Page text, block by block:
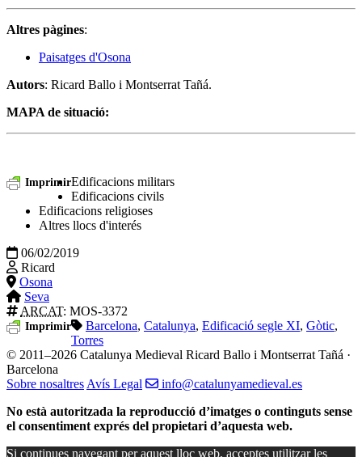
Altres pàgines:
Paisatges d'Osona
Autors: Ricard Ballo i Montserrat Tañá.
MAPA de situació:
ImprimirEdificacions militars
Edificacions civils
Edificacions religioses
Altres llocs d'interés
06/02/2019
Ricard
Osona
Seva
ARCAT: MOS-3372
Imprimir Barcelona, Catalunya, Edificació segle XI, Gòtic,
Torres
© 2011–2026 Catalunya Medieval Ricard Ballo i Montserrat Tañá ·
Barcelona
Sobre nosaltres Avís Legal
info@catalunyamedieval.es
No està autoritzada la reproducció d’imatges o continguts sense
el consentiment exprés del propietari d’aquesta web.
Si continues navegant per aquest lloc web, acceptes utilitzar les